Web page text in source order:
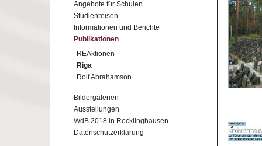
Angebote für Schulen
Studienreisen
Informationen und Berichte
Publikationen
REAktionen
Riga
Rolf Abrahamson
Bildergalerien
Ausstellungen
WdB 2018 in Recklinghausen
Datenschutzerklärung